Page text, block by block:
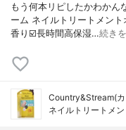
もう何本リピしたかわかん
ーム ネイルトリートメン
香り☑️長時間高保湿…続き
Country&Stream(
ネイルトリートメ